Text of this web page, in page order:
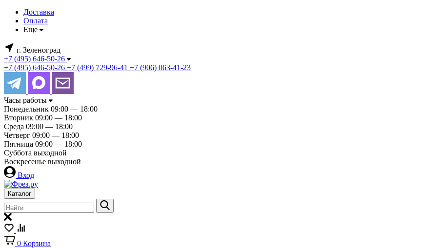
Доставка
Оплата
Еще
г. Зеленоград
+7 (495) 646-50-26
+7 (495) 646-50-26 +7 (499) 729-96-41 +7 (906) 063-41-23
Часы работы
Понедельник 09:00 — 18:00
Вторник 09:00 — 18:00
Среда 09:00 — 18:00
Четверг 09:00 — 18:00
Пятница 09:00 — 18:00
Суббота выходной
Воскресенье выходной
Вход
Каталог
0 Корзина